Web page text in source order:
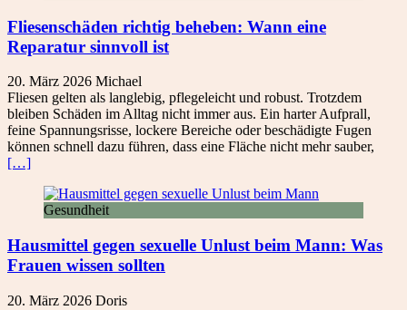
Fliesenschäden richtig beheben: Wann eine
Reparatur sinnvoll ist
20. März 2026 Michael
Fliesen gelten als langlebig, pflegeleicht und robust. Trotzdem
bleiben Schäden im Alltag nicht immer aus. Ein harter Aufprall,
feine Spannungsrisse, lockere Bereiche oder beschädigte Fugen
können schnell dazu führen, dass eine Fläche nicht mehr sauber,
[…]
Gesundheit
Hausmittel gegen sexuelle Unlust beim Mann: Was
Frauen wissen sollten
20. März 2026 Doris